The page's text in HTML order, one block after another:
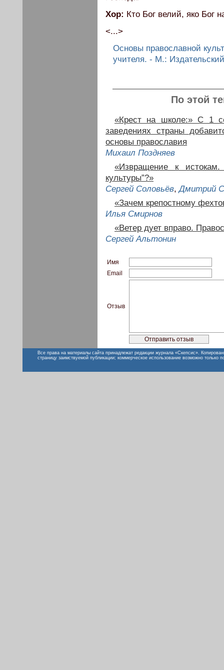
Хор: Кто Бог велий, яко Бог
<...>
Основы православной
учителя. - М.:
По этой
«Крест на школе:» C 1
заведениях страны
основы православия
Михаил Поздняев
«Извращение к
культуры”?»
Сергей Соловьёв,Дмитрий
«Зачем крепостному
Илья Смирнов
«Ветер дует вправо.
Сергей Альтонин
Имя
Email
Отзыв
Все права на материалы сайта принадлежат редакции журнала «Скепсис».
страницу заимствуемой публикации; коммерческое использование возможно только